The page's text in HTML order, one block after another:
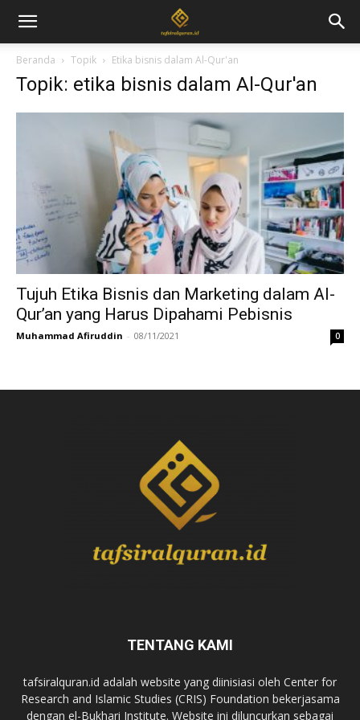
Beranda Topik Etika bisnis dalam Al-Qur'an
Topik: etika bisnis dalam Al-Qur'an
Tujuh Etika Bisnis dan Marketing dalam Al-
Qur’an yang Harus Dipahami Pebisnis
Muhammad Afiruddin - 08/11/2021 0
TENTANG KAMI
tafsiralquran.id adalah website yang diinisiasi oleh Center for
Research and Islamic Studies (CRIS) Foundation bekerjasama
dengan el-Bukhari Institute. Website ini diluncurkan sebagai